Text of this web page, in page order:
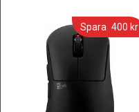
Spara 400 kr